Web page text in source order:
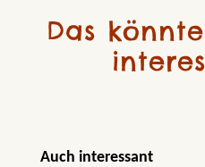
Das
Produktgalerie
Auch interessant